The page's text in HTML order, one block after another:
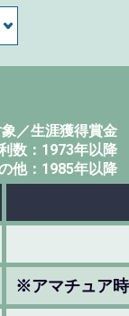
／生涯獲得賞金
数：1973年以降
他：1985年以降
※アマチュア